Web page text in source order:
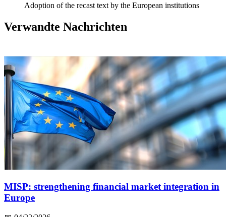
Adoption of the recast text by the European institutions
Verwandte Nachrichten
MISP: strengthening financial market integration in
Europe